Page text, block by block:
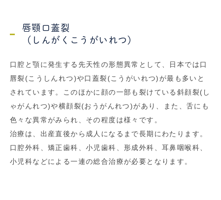
唇顎口蓋裂
（しんがくこうがいれつ）
口腔と顎に発生する先天性の形態異常として、日本では口
唇裂(こうしんれつ)や口蓋裂(こうがいれつ)が最も多いと
されています。このほかに顔の一部も裂けている斜顔裂(し
ゃがんれつ)や横顔裂(おうがんれつ)があり、また、舌にも
色々な異常がみられ、その程度は様々です。
治療は、出産直後から成人になるまで長期にわたります。
口腔外科、矯正歯科、小児歯科、形成外科、耳鼻咽喉科、
小児科などによる一連の総合治療が必要となります。